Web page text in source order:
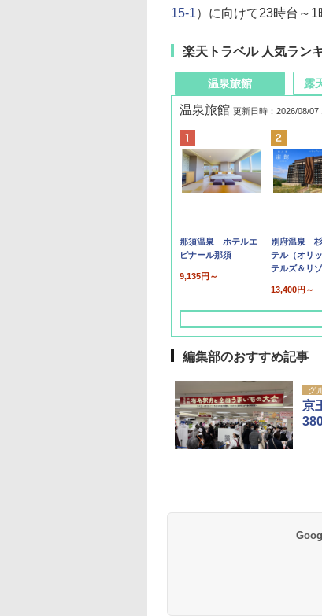
15-1）に向けて23時台～1
楽天トラベル 人気ラン
温泉旅館
温泉旅館 更新日時：2026/08/07
那須温泉 ホテルエ
ピナール那須
9,135円～
別府温泉
テル（オリ
テルズ＆リゾ
13,400円～
露
10,450円～
7,950円～
編集部のおすすめ記事
グ
京